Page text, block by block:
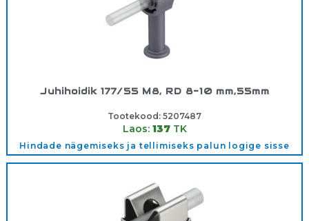
Juhihoidik 177/55 M8, RD 8-10 mm,55mm
Tootekood: 5207487
Laos: 137TK
Hindade nägemiseks ja tellimiseks palun logige sisse